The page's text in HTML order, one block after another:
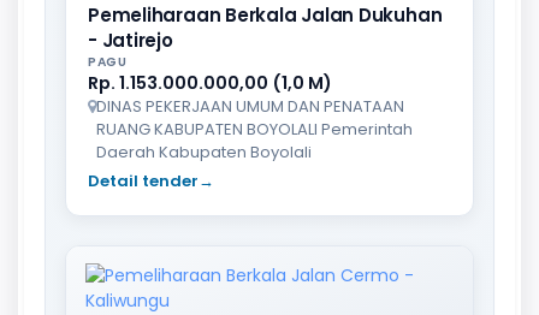
Pemeliharaan Berkala Jalan Dukuhan
- Jatirejo
PAGU
Rp. 1.153.000.000,00 (1,0 M)
DINAS PEKERJAAN UMUM DAN PENATAAN
RUANG KABUPATEN BOYOLALI Pemerintah
Daerah Kabupaten Boyolali
Detail tender→